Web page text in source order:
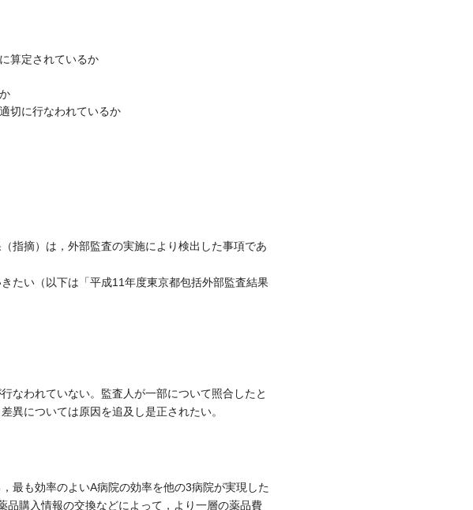
算定されているか
切に行なわれているか
指摘）は，外部監査の実施により検出した事項であ
たい（以下は「平成11年度東京都包括外部監査結果
なわれていない。監査人が一部について照合したと
異については原因を追及し是正されたい。
最も効率のよいA病院の効率を他の3病院が実現した
品購入情報の交換などによって，より一層の薬品費